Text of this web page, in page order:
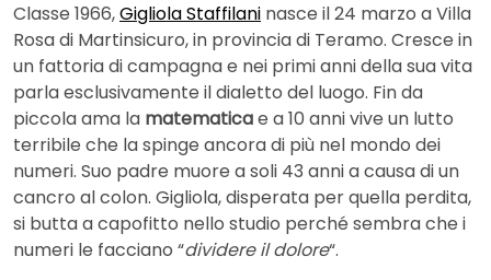
Classe 1966,Gigliola Staffilani nasce il 24 marzo a Villa
Rosa di Martinsicuro, in provincia di Teramo. Cresce in
un fattoria di campagna e nei primi anni della sua vita
parla esclusivamente il dialetto del luogo. Fin da
piccola ama la matematicae a 10 anni vive un lutto
terribile che la spinge ancora di più nel mondo dei
numeri. Suo padre muore a soli 43 anni a causa di un
cancro al colon. Gigliola, disperata per quella perdita,
si butta a capofitto nello studio perché sembra che i
numeri le facciano “dividere il dolore“.